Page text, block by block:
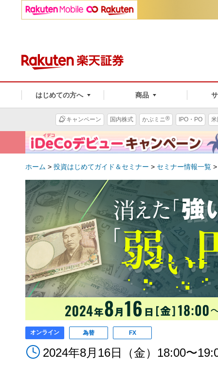
はじめての方へ 商品
キャンペーン 国内株式 かぶミニ® IPO・PO
ホーム > 投資はじめてガイド＆セミナー > セミナー情報一覧
オンライン 為替 FX
2024年8月16日（金）18:00〜